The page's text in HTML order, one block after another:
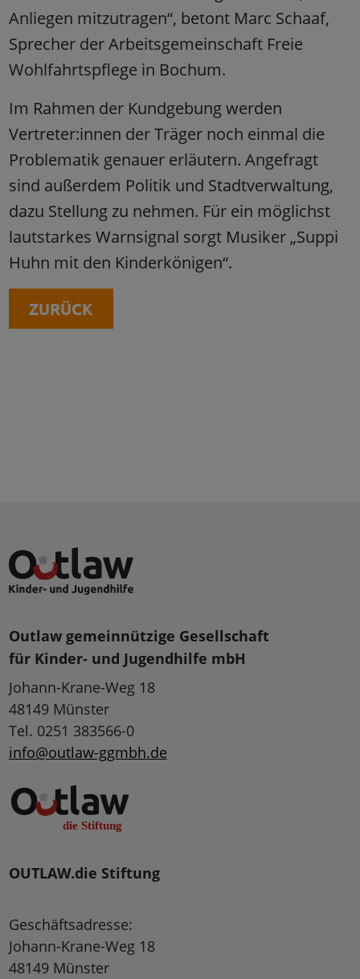
Anliegen mitzutragen“, betont Marc Schaaf,
Sprecher der Arbeitsgemeinschaft Freie
Wohlfahrtspflege in Bochum.
Im Rahmen der Kundgebung werden
Vertreter:innen der Träger noch einmal die
Problematik genauer erläutern. Angefragt
sind außerdem Politik und Stadtverwaltung,
dazu Stellung zu nehmen. Für ein möglichst
lautstarkes Warnsignal sorgt Musiker „Suppi
Huhn mit den Kinderkönigen“.
ZURÜCK
Outlaw gemeinnützige Gesellschaft
für Kinder- und Jugendhilfe mbH
Johann-Krane-Weg 18
48149 Münster
Tel. 0251 383566-0
info@outlaw-ggmbh.de
OUTLAW.die Stiftung
Geschäftsadresse:
Johann-Krane-Weg 18
48149 Münster